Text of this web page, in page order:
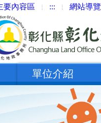
要內容區 ::: 網站導覽
單位介紹